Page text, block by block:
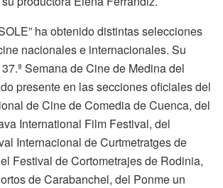
ha obtenido distintas selecciones
nacionales e internacionales. Su
Semana de Cine de Medina del
presente en las secciones oficiales del
de Cine de Comedia de Cuenca, del
International Film Festival, del
Internacional de Curtmetratges de
Festival de Cortometrajes de Rodinia,
de Carabanchel, del Ponme un